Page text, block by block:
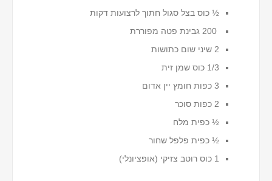
½ כוס בצל סגול חתוך לרצועות דקות
2 שיני שום כתושות
1/3 כוס שמן זית
3 כפות חומץ יין אדום
2 כפות סוכר
½ כפית מלח
½ כפית פלפל שחור
1 כוס רוטב צזיקי (אופציונלי)